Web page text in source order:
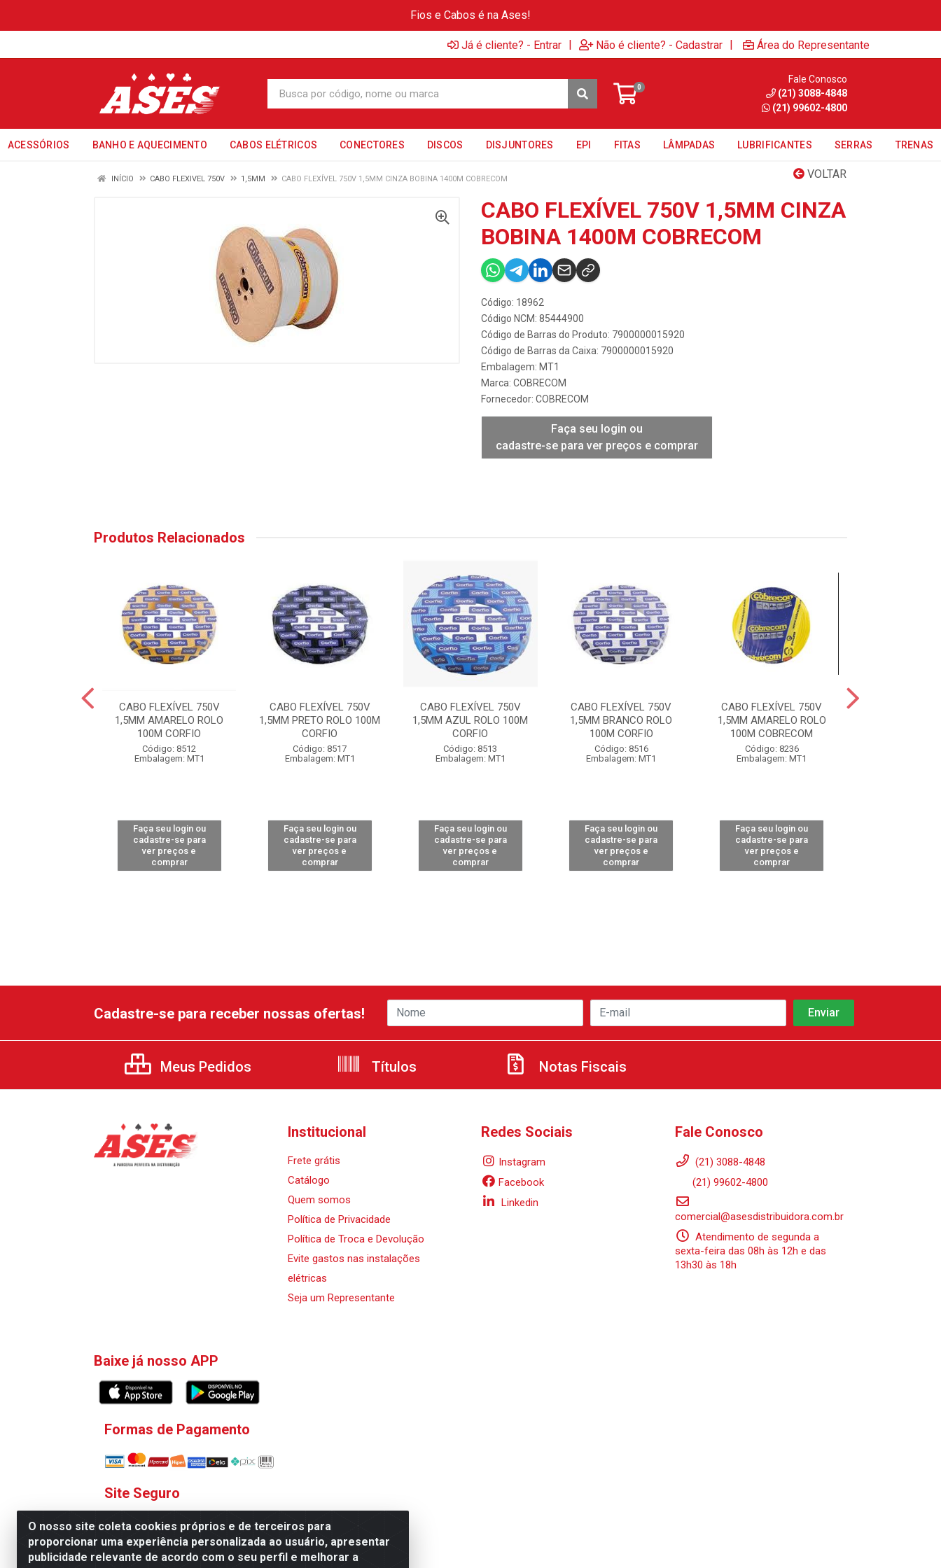
Fios e Cabos é na Ases!
Já é cliente? - Entrar | Não é cliente? - Cadastrar | Área do Representante
0
Fale Conosco
(21) 3088-4848
(21) 99602-4800
ACESSÓRIOS BANHO E AQUECIMENTO CABOS ELÉTRICOS CONECTORES DISCOS DISJUNTORES EPI FITAS LÂMPADAS LUBRIFICANTES SERRAS TRENAS
VOLTAR
INÍCIO CABO FLEXIVEL 750V 1,5MM CABO FLEXÍVEL 750V 1,5MM CINZA BOBINA 1400M COBRECOM
CABO FLEXÍVEL 750V 1,5MM CINZA
BOBINA 1400M COBRECOM
Código: 18962
Código NCM: 85444900
Código de Barras do Produto: 7900000015920
Código de Barras da Caixa: 7900000015920
Embalagem: MT1
Marca: COBRECOM
Fornecedor: COBRECOM
Faça seu login ou
cadastre-se para ver preços e comprar
Produtos Relacionados
CABO FLEXÍVEL 750V
1,5MM AMARELO ROLO
100M CORFIO
Código: 8512
Embalagem: MT1
Faça seu login ou
cadastre-se para
ver preços e
comprar
CABO FLEXÍVEL 750V
1,5MM PRETO ROLO 100M
CORFIO
Código: 8517
Embalagem: MT1
Faça seu login ou
cadastre-se para
ver preços e
comprar
CABO FLEXÍVEL 750V
1,5MM AZUL ROLO 100M
CORFIO
Código: 8513
Embalagem: MT1
Faça seu login ou
cadastre-se para
ver preços e
comprar
CABO FLEXÍVEL 750V
1,5MM BRANCO ROLO
100M CORFIO
Código: 8516
Embalagem: MT1
Faça seu login ou
cadastre-se para
ver preços e
comprar
CABO FLEXÍVEL 750V
1,5MM AMARELO ROLO
100M COBRECOM
Código: 8236
Embalagem: MT1
Faça seu login ou
cadastre-se para
ver preços e
comprar
O nosso site coleta cookies próprios e de terceiros para
proporcionar uma experiência personalizada ao usuário, apresentar
publicidade relevante de acordo com o seu perfil e melhorar a
Cadastre-se para receber nossas ofertas!
Meus Pedidos Títulos Notas Fiscais
Institucional
Frete grátis
Catálogo
Quem somos
Política de Privacidade
Política de Troca e Devolução
Evite gastos nas instalações
elétricas
Seja um Representante
Redes Sociais
Instagram
Facebook
Linkedin
Fale Conosco
(21) 3088-4848
(21) 99602-4800
comercial@asesdistribuidora.com.br
Atendimento de segunda a
sexta-feira das 08h às 12h e das
13h30 às 18h
Baixe já nosso APP
Formas de Pagamento
Site Seguro